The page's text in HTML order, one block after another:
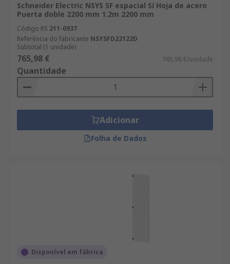
Schneider Electric NSYS SF espacial Sí Hoja de acero
Puerta doble 2200 mm 1.2m 2200 mm
Código RS 211-0937
Referência do fabricante NSYSFD22122D
Subtotal (1 unidade)
765,98 € 765,98 €/unidade
Quantidade
Adicionar
Folha de Dados
Disponível em fábrica